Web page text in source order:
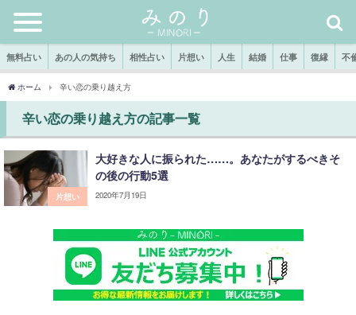
無料占い あの人の気持ち 相性占い 片想い 人生 結婚 仕事 復縁 不
ホーム 辛い恋の乗り越え方
辛い恋の乗り越え方の記事一覧
片想い
大好きな人に振られた……。あなたがするべきそ
の後の行動5選
2020年7月19日